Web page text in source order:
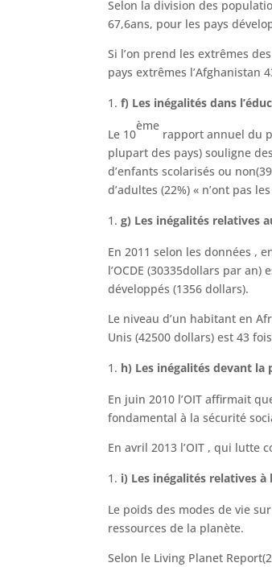
Selon la division des
67,6ans, pour les pays
Si l’on prend les extrêmes
pays extrêmes l’Afghanistan
f) Les inégalités dans
Le 10
ème
rapport annuel du
plupart des pays) souligne
d’enfants scolarisés ou
d’adultes (22%) « n’ont pas
g) Les inégalités relatives
En 2011 selon les données ,
l’OCDE (30335dollars par
développés (1356 dollars).
Le niveau d’un habitant en
Unis (42500 dollars) est 43
h) Les inégalités devant la
En juin 2010 l’OIT affirmait
fondamental à la sécurité
En avril 2013 l’OIT , qui lutte
i) Les inégalités relatives à
Le poids des modes de vie
ressources de la planète.
Selon le Living Planet